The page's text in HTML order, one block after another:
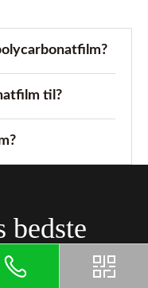
til?
bedste